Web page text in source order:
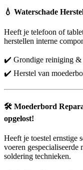
💧 Waterschade
Heeft je telefoon of
herstellen interne
✔️ Grondige reiniging &
✔️ Herstel van
🛠️ Moederbord
opgelost!
Heeft je toestel ernstige
voeren gespecialiseerde
soldering technieken.